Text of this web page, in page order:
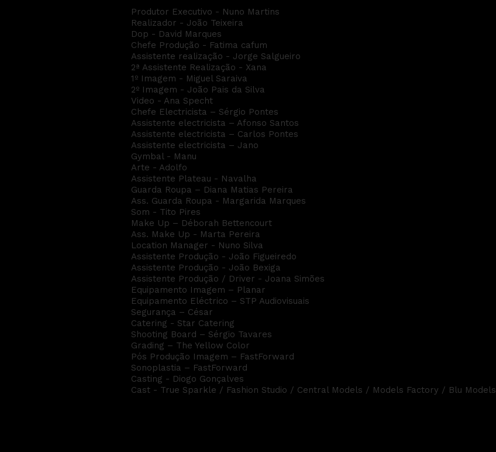
Produtor Executivo - Nuno Martins
Realizador - João Teixeira
Dop - David Marques
Chefe Produção - Fatima cafum
Assistente realização - Jorge Salgueiro
2ª Assistente Realização - Xana
1º Imagem - Miguel Saraiva
2º Imagem - João Pais da Silva
Video - Ana Specht
Chefe Electricista – Sérgio Pontes
Assistente electricista – Afonso Santos
Assistente electricista – Carlos Pontes
Assistente electricista – Jano
Gymbal - Manu
Arte - Adolfo
Assistente Plateau - Navalha
Guarda Roupa – Diana Matias Pereira
Ass. Guarda Roupa - Margarida Marques
Som - Tito Pires
Make Up – Déborah Bettencourt
Ass. Make Up - Marta Pereira
Location Manager - Nuno Silva
Assistente Produção - João Figueiredo
Assistente Produção - João Bexiga
Assistente Produção / Driver - Joana Simões
Equipamento Imagem – Planar
Equipamento Eléctrico – STP Audiovisuais
Segurança – César
Catering - Star Catering
Shooting Board – Sérgio Tavares
Grading – The Yellow Color
Pós Produção Imagem – FastForward
Sonoplastia – FastForward
Casting - Diogo Gonçalves
Cast - True Sparkle / Fashion Studio / Central Models / Models Factory / Blu Models